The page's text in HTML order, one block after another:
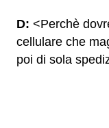
D: <Perchè
cellulare che
poi di sola